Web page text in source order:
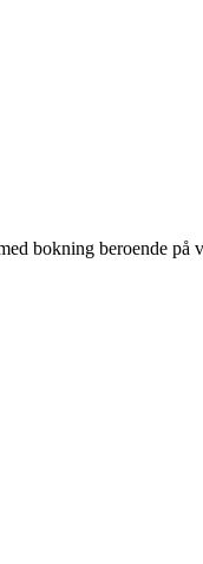
bokning beroende